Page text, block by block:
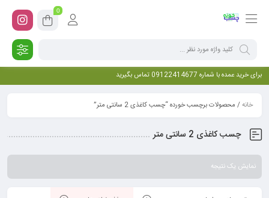
0
برای خرید عمده با شماره 09122414677 تماس بگیرید
خانه/ محصولات برچسب خورده “چسب کاغذی 2 سانتی متر”
چسب کاغذی 2 سانتی متر
نمایش یک نتیجه